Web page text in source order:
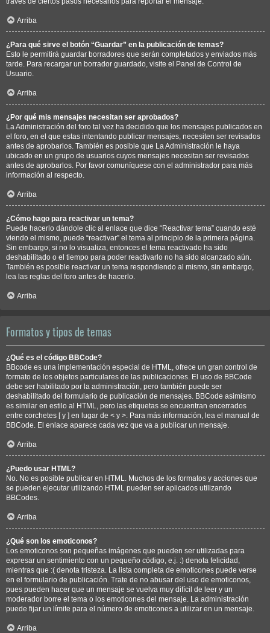
Arriba
¿Para qué sirve el botón “Guardar” en la publicación de temas?
Esto le permitirá guardar borradores que serán completados y enviados más
tarde. Para recargar un borrador guardado, visite el Panel de Control de
Usuario.
Arriba
¿Por qué mis mensajes necesitan ser aprobados?
La Administración del foro tal vez ha decidido que los mensajes publicados en
el foro, en el que estas intentando publicar mensajes, necesiten ser revisados
antes de aprobarlos. También es posible que La Administración le haya
ubicado en un grupo de usuarios cuyos mensajes necesitan ser revisados
antes de aprobarlos. Por favor comuníquese con el administrador para más
información al respecto.
Arriba
¿Cómo hago para reactivar un tema?
Puede hacerlo dándole clic al enlace que dice “Reactivar tema” cuando esté
viendo el mismo, puede “reactivar” el tema al principio de la primera página.
Sin embargo, si no lo visualiza, entonces el tema reactivado ha sido
deshabilitado o el tiempo para poder reactivarlo no ha sido alcanzado aún.
También es posible reactivar un tema respondiendo al mismo, sin embargo,
lea las reglas del foro antes de hacerlo.
Arriba
Formatos y tipos de temas
¿Qué es el código BBCode?
BBcode es una implementación especial de HTML, ofrece un gran control de
formato de los objetos particulares de las publicaciones. El uso de BBCode
debe ser habilitado por la administración, pero también puede ser
deshabilitado del formulario de publicación de mensajes. BBCode asimismo
es similar en estilo al HTML, pero las etiquetas se encuentran encerrados
entre corchetes [ y ] en lugar de < y >. Para más información, lea el manual de
BBCode. El enlace aparece cada vez que va a publicar un mensaje.
Arriba
¿Puedo usar HTML?
No. No es posible publicar en HTML. Muchos de los formatos y acciones que
se pueden ejecutar utilizando HTML pueden ser aplicados utilizando
BBCodes.
Arriba
¿Qué son los emoticonos?
Los emoticonos son pequeñas imágenes que pueden ser utilizadas para
expresar un sentimiento con un pequeño código, e.j. :) denota felicidad,
mientras que :( denota tristeza. La lista completa de emoticones puede verse
en el formulario de publicación. Trate de no abusar del uso de emoticonos,
pues pueden hacer que un mensaje se vuelva muy difícil de leer y un
moderador borre el tema o los emoticones del mensaje. La administración
puede fijar un límite para el número de emoticones a utilizar en un mensaje.
Arriba